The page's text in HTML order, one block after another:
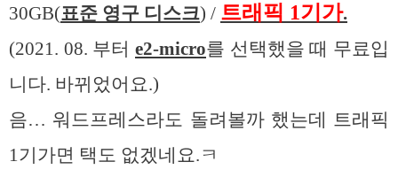
30GB(표준 영구 디스크) / 트래픽 1기가.
(2021. 08. 부터 e2-micro를 선택했을 때 무료입
니다. 바뀌었어요.)
음… 워드프레스라도 돌려볼까 했는데 트래픽
1기가면 택도 없겠네요.ㅋ